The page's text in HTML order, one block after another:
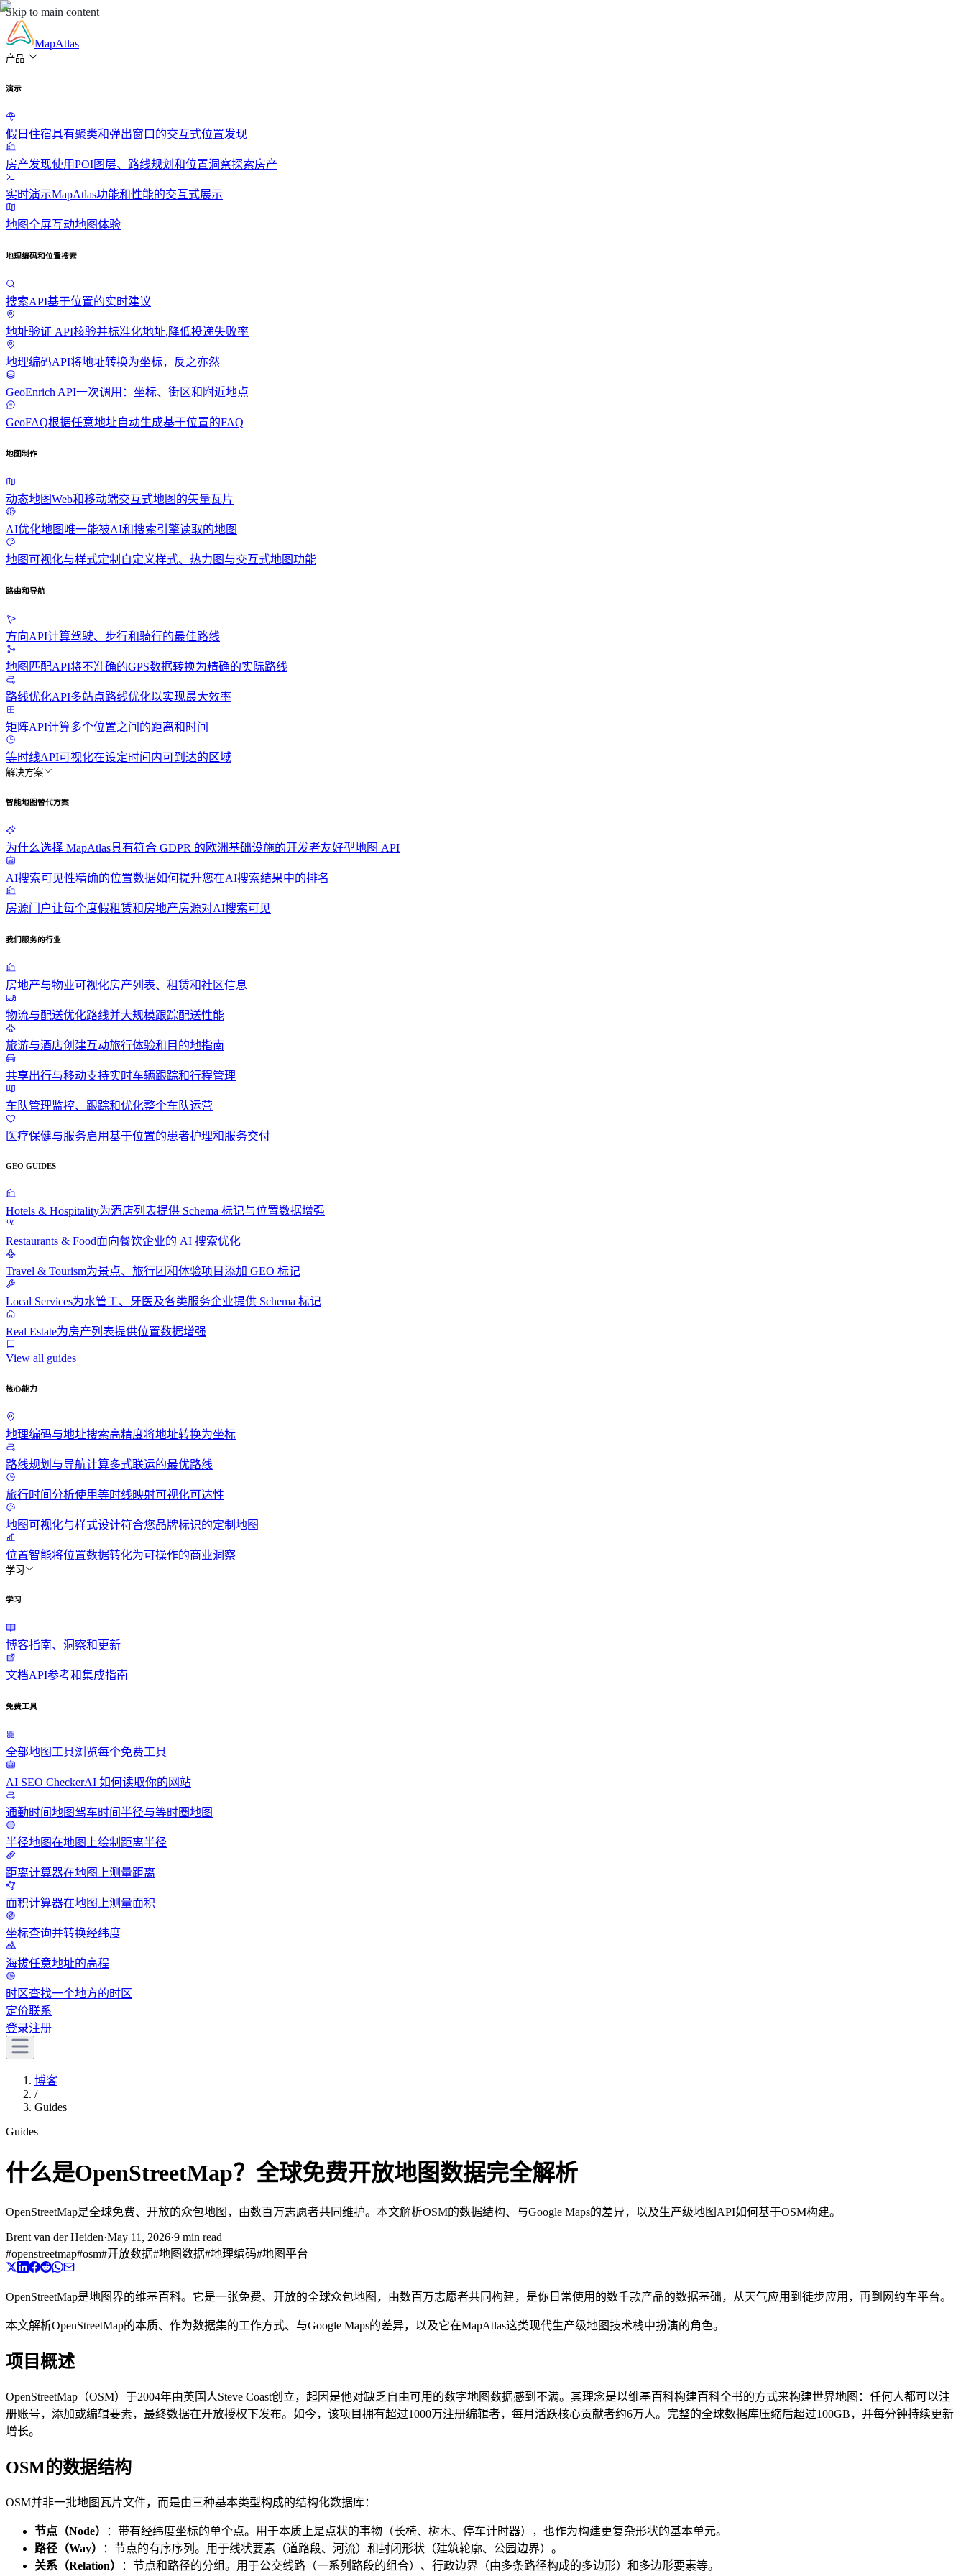
Skip to main content
MapAtlas
产品
演示
假日住宿具有聚类和弹出窗口的交互式位置发现
房产发现使用POI图层、路线规划和位置洞察探索房产
实时演示MapAtlas功能和性能的交互式展示
地图全屏互动地图体验
地理编码和位置搜索
搜索API基于位置的实时建议
地址验证 API核验并标准化地址,降低投递失败率
地理编码API将地址转换为坐标，反之亦然
GeoEnrich API一次调用：坐标、街区和附近地点
GeoFAQ根据任意地址自动生成基于位置的FAQ
地图制作
动态地图Web和移动端交互式地图的矢量瓦片
AI优化地图 唯一能被AI和搜索引擎读取的地图
地图可视化与样式定制 自定义样式、热力图与交互式地图功能
路由和导航
方向API计算驾驶、步行和骑行的最佳路线
地图匹配API将不准确的GPS数据转换为精确的实际路线
路线优化API多站点路线优化以实现最大效率
矩阵API计算多个位置之间的距离和时间
等时线API可视化在设定时间内可到达的区域
解决方案
智能地图替代方案
为什么选择 MapAtlas具有符合 GDPR 的欧洲基础设施的开发者友好型地图 API
AI搜索可见性精确的位置数据如何提升您在AI搜索结果中的排名
房源门户让每个度假租赁和房地产房源对AI搜索可见
我们服务的行业
房地产与物业可视化房产列表、租赁和社区信息
物流与配送优化路线并大规模跟踪配送性能
旅游与酒店创建互动旅行体验和目的地指南
共享出行与移动支持实时车辆跟踪和行程管理
车队管理监控、跟踪和优化整个车队运营
医疗保健与服务启用基于位置的患者护理和服务交付
GEO GUIDES
Hotels & Hospitality为酒店列表提供 Schema 标记与位置数据增强
Restaurants & Food面向餐饮企业的 AI 搜索优化
Travel & Tourism为景点、旅行团和体验项目添加 GEO 标记
Local Services为水管工、牙医及各类服务企业提供 Schema 标记
Real Estate为房产列表提供位置数据增强
View all guides
核心能力
地理编码与地址搜索高精度将地址转换为坐标
路线规划与导航计算多式联运的最优路线
旅行时间分析使用等时线映射可视化可达性
地图可视化与样式设计符合您品牌标识的定制地图
位置智能将位置数据转化为可操作的商业洞察
学习
学习
博客指南、洞察和更新
文档API参考和集成指南
免费工具
全部地图工具浏览每个免费工具
AI SEO CheckerAI 如何读取你的网站
通勤时间地图驾车时间半径与等时圈地图
半径地图在地图上绘制距离半径
距离计算器在地图上测量距离
面积计算器在地图上测量面积
坐标查询并转换经纬度
海拔任意地址的高程
时区查找一个地方的时区
定价联系
登录注册
博客
/
Guides
Guides
什么是OpenStreetMap？全球免费开放地图数据完全解析
OpenStreetMap是全球免费、开放的众包地图，由数百万志愿者共同维护。本文解析OSM的数据结构、与Google Maps的差异，以及生产级地图API如何基于OSM构建。
Brent van der Heiden·May 11, 2026·9 min read
#openstreetmap#osm#开放数据#地图数据#地理编码#地图平台
OpenStreetMap是地图界的维基百科。它是一张免费、开放的全球众包地图，由数百万志愿者共同构建，是你日常使用的数千款产品的数据基础，从天气应用到徒步应用，再到网约车平台。
本文解析OpenStreetMap的本质、作为数据集的工作方式、与Google Maps的差异，以及它在MapAtlas这类现代生产级地图技术栈中扮演的角色。
项目概述
OpenStreetMap（OSM）于2004年由英国人Steve Coast创立，起因是他对缺乏自由可用的数字地图数据感到不满。其理念是以维基百科构建百科全书的方式来构建世界地图：任何人都可以注
册账号，添加或编辑要素，最终数据在开放授权下发布。如今，该项目拥有超过1000万注册编辑者，每月活跃核心贡献者约6万人。完整的全球数据库压缩后超过100GB，并每分钟持续更新
增长。
OSM的数据结构
OSM并非一批地图瓦片文件，而是由三种基本类型构成的结构化数据库：
节点（Node）
：带有经纬度坐标的单个点。用于本质上是点状的事物（长椅、树木、停车计时器），也作为构建更复杂形状的基本单元。
路径（Way）
：节点的有序序列。用于线状要素（道路段、河流）和封闭形状（建筑轮廓、公园边界）。
关系（Relation）
：节点和路径的分组。用于公交线路（一系列路段的组合）、行政边界（由多条路径构成的多边形）和多边形要素等。